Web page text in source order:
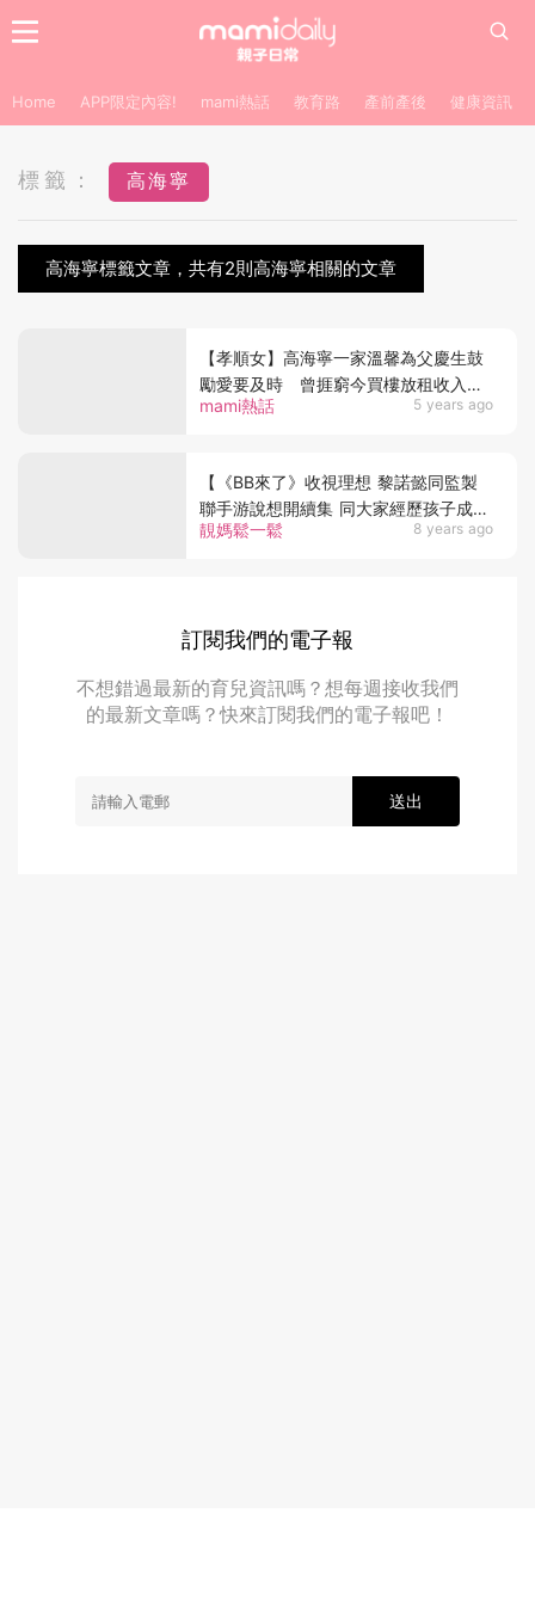
Home APP限定內容! mami熱話 教育路 產前產後 健康資訊
標籤： 高海寧
高海寧標籤文章，共有2則高海寧相關的文章
mami熱話 5 years ago
【孝順女】高海寧一家溫馨為父慶生鼓
勵愛要及時 曾捱窮今買樓放租收入贈
母親
靚媽鬆一鬆 8 years ago
【《BB來了》收視理想 黎諾懿同監製
聯手游說想開續集 同大家經歷孩子成長
入學階段】
訂閱我們的電子報
不想錯過最新的育兒資訊嗎？想每週接收我們
的最新文章嗎？快來訂閱我們的電子報吧！
送出